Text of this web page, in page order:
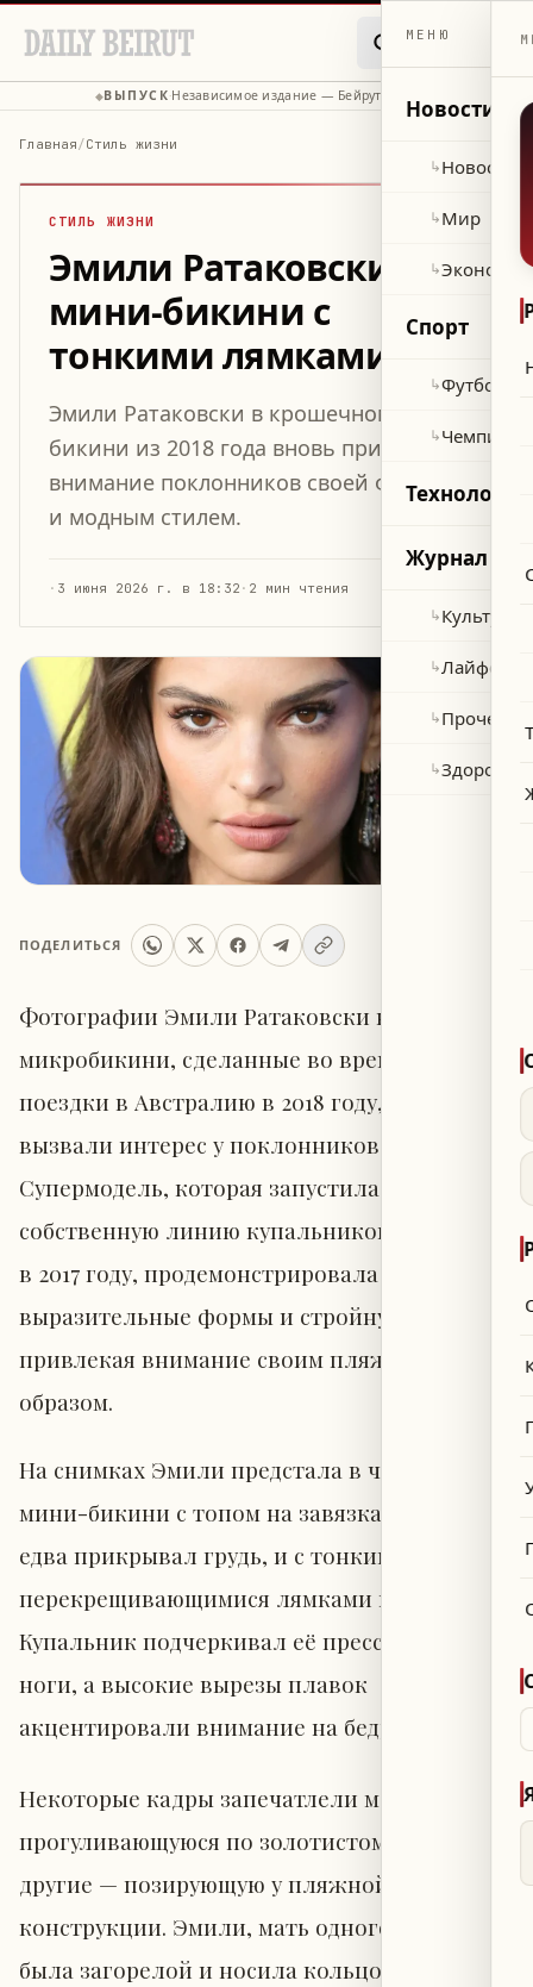
◆ВЫПУСК·Независимое издание — Бейрут, Ливан
Главная/Стиль жизни
СТИЛЬ ЖИЗНИ
Эмили Ратаковски в
мини-бикини с
тонкими лямками
Эмили Ратаковски в крошечном черном
бикини из 2018 года вновь привлекла
внимание поклонников своей фигурой
и модным стилем.
· 3 июня 2026 г. в 18:32 · 2 мин чтения
ПОДЕЛИТЬСЯ
Фотографии Эмили Ратаковски в
микробикини, сделанные во время её
поездки в Австралию в 2018 году, вновь
вызвали интерес у поклонников.
Супермодель, которая запустила
собственную линию купальников Inamorata
в 2017 году, продемонстрировала свои
выразительные формы и стройную фигуру,
привлекая внимание своим пляжным
образом.
На снимках Эмили предстала в черном
мини-бикини с топом на завязках, который
едва прикрывал грудь, и с тонкими
перекрещивающимися лямками на талии.
Купальник подчеркивал её пресс и длинные
ноги, а высокие вырезы плавок
акцентировали внимание на бедрах.
Некоторые кадры запечатлели модель,
прогуливающуюся по золотистому пляжу,
другие — позирующую у пляжной
конструкции. Эмили, мать одного ребенка,
была загорелой и носила кольцо, при этом
МЕНЮ
Новости
↳Новости
↳Мир
↳
Спорт
↳Футбол
↳
Журнал
↳Культура
↳
↳Прочее
↳Здоровье